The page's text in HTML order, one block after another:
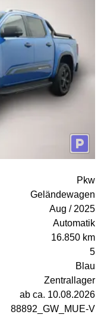
Pkw
Geländewagen
Aug / 2025
Automatik
16.850 km
5
Blau
Zentrallager
ab ca. 10.08.2026
88892_GW_MUE-V